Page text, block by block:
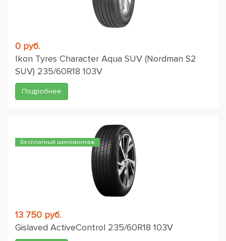
0 руб.
Ikon Tyres Character Aqua SUV (Nordman S2
SUV) 235/60R18 103V
Подробнее
Бесплатный шиномонтаж
13 750 руб.
Gislaved ActiveControl 235/60R18 103V